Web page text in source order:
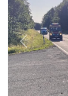
Previous